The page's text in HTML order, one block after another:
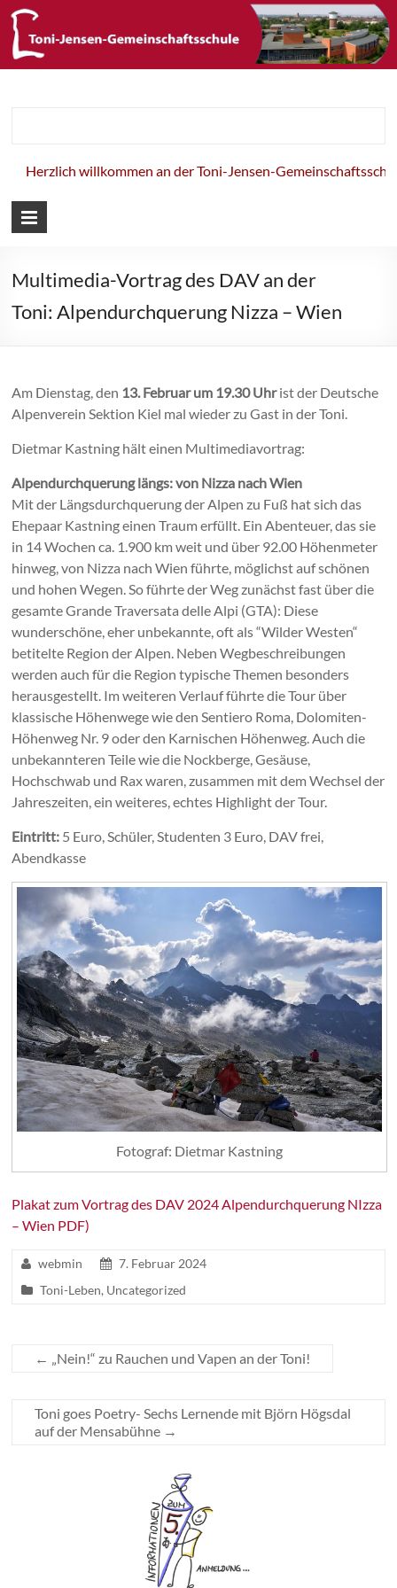
willkommen an der Toni-Jensen-Gemeinschaftsschule!
Multimedia-Vortrag des DAV an der
Toni: Alpendurchquerung Nizza – Wien
Am Dienstag, den 13. Februar um 19.30 Uhrist der Deutsche
Alpenverein Sektion Kiel mal wieder zu Gast in der Toni.
Dietmar Kastning hält einen Multimediavortrag:
Alpendurchquerung längs: von Nizza nach Wien
Mit der Längsdurchquerung der Alpen zu Fuß hat sich das
Ehepaar Kastning einen Traum erfüllt. Ein Abenteuer, das sie
in 14 Wochen ca. 1.900 km weit und über 92.00 Höhenmeter
hinweg, von Nizza nach Wien führte, möglichst auf schönen
und hohen Wegen. So führte der Weg zunächst fast über die
gesamte Grande Traversata delle Alpi (GTA): Diese
wunderschöne, eher unbekannte, oft als “Wilder Westen“
betitelte Region der Alpen. Neben Wegbeschreibungen
werden auch für die Region typische Themen besonders
herausgestellt. Im weiteren Verlauf führte die Tour über
klassische Höhen­wege wie den Sentiero Roma, Dolomiten-
Höhenweg Nr. 9 oder den Karnischen Höhenweg. Auch die
unbekannteren Teile wie die Nock­berge, Gesäuse,
Hochschwab und Rax waren, zusammen mit dem Wechsel der
Jahreszeiten, ein weiteres, echtes Highlight der Tour.
Eintritt: 5 Euro, Schüler, Studenten 3 Euro, DAV frei,
Abendkasse
Fotograf: Dietmar Kastning
Plakat zum Vortrag des DAV 2024 Alpendurchquerung NIzza
– Wien PDF)
webmin
7. Februar 2024
Toni-Leben, Uncategorized
← „Nein!“ zu Rauchen und Vapen an der Toni!
Toni goes Poetry- Sechs Lernende mit Björn Högsdal
auf der Mensabühne →